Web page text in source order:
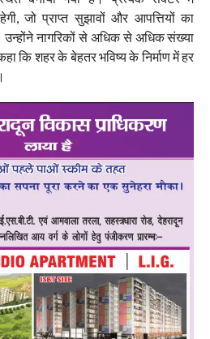
जो प्राप्त सुझावों और आपत्तियों का
नागरिकों से अधिक से अधिक संख्या
कि शहर के बेहतर भविष्य के निर्माण में हर